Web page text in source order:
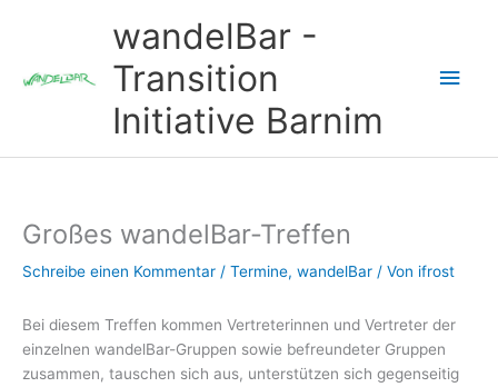
wandelBar -
Transition
Initiative Barnim
Großes wandelBar-Treffen
Schreibe einen Kommentar / Termine, wandelBar / Von ifrost
Bei diesem Treffen kommen Vertreterinnen und Vertreter der
einzelnen wandelBar-Gruppen sowie befreundeter Gruppen
zusammen, tauschen sich aus, unterstützen sich gegenseitig